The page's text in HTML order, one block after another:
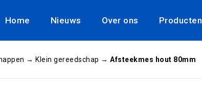
Home Nieuws Over ons Producten
→ Klein gereedschap → Afsteekmes hout 80mm